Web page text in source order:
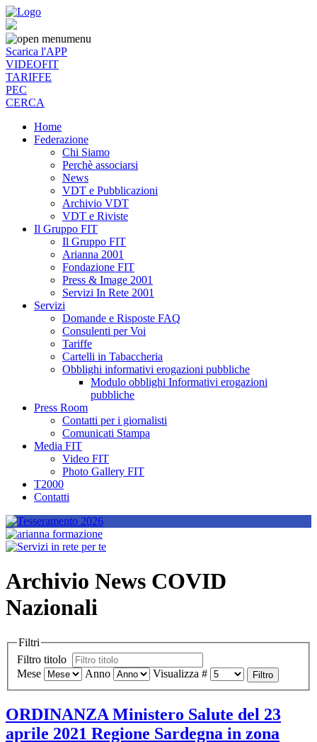
menu
Scarica l'APP
VIDEOFIT
TARIFFE
PEC
CERCA
Home
Federazione
Chi Siamo
Perchè associarsi
News
VDT e Pubblicazioni
Archivio VDT
VDT e Riviste
Il Gruppo FIT
Il Gruppo FIT
Arianna 2001
Fondazione FIT
Press & Image 2001
Servizi In Rete 2001
Servizi
Domande e Risposte FAQ
Consulenti per Voi
Tariffe
Cartelli in Tabaccheria
Obblighi informativi erogazioni pubbliche
Modulo obblighi Informativi erogazioni
pubbliche
Press Room
Contatti per i giornalisti
Comunicati Stampa
Media FIT
Video FIT
Photo Gallery FIT
T2000
Contatti
Archivio News COVID
Nazionali
Filtri
Filtro titolo
Mese
Anno Visualizza # Filtro
ORDINANZA Ministero Salute del 23
aprile 2021 Regione Sardegna in zona